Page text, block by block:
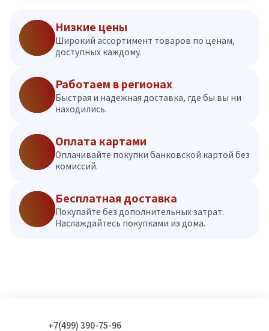
Низкие цены
Широкий ассортимент товаров по ценам,
доступных каждому.
Работаем в регионах
Быстрая и надежная доставка, где бы вы ни
находились.
Оплата картами
Оплачивайте покупки банковской картой без
комиссий.
Бесплатная доставка
Покупайте без дополнительных затрат.
Наслаждайтесь покупками из дома.
+7(499) 390-75-96